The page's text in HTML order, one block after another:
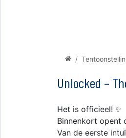
Unlocked –
Het is officieel! ✨
Binnenkort opent
Van de eerste